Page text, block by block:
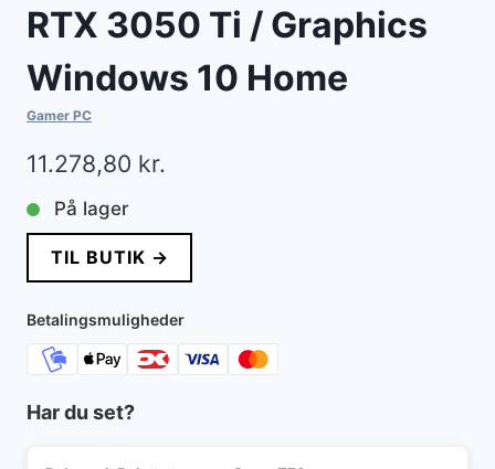
RTX 3050 Ti / Graphics
Windows 10 Home
Gamer PC
11.278,80 kr.
På lager
TIL BUTIK →
Betalingsmuligheder
Har du set?